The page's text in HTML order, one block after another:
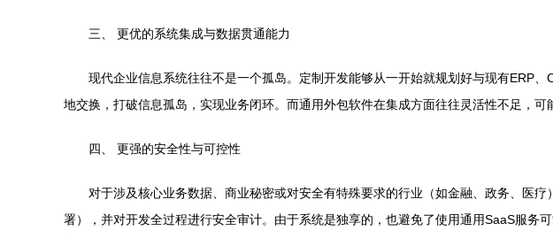
三、 更优的系统集成与数据贯通能力
现代企业信息系统往往不是一个孤岛。定制开发能够从一开始就规划好与现有ERP
地交换，打破信息孤岛，实现业务闭环。而通用外包软件在集成方面往往灵活性不足，
四、 更强的安全性与可控性
对于涉及核心业务数据、商业秘密或对安全有特殊要求的行业（如金融、政务、医
署），并对开发全过程进行安全审计。由于系统是独享的，也避免了使用通用SaaS服务